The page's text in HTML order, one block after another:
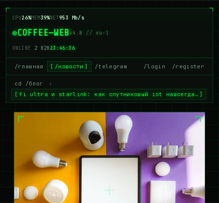
CPU31%MEM40%NET947 Mb/s
COFFEE—WEBv4.0 // eu-1
ONLINE 2 829 23:46:37
/главная /новости /telegram /login /register
cd /блог
›
fi ultra и starlink: как спутниковый iot навсегда…